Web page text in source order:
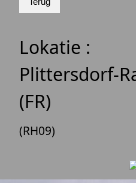
Lokatie :
Plittersdorf-
(FR)
(RH09)